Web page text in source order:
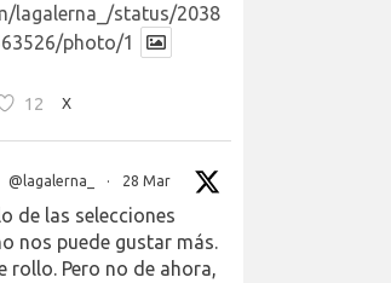
lagalerna_/status/2038
photo/1
12 X
@lagalerna_ · 28 Mar
de las selecciones
nos puede gustar más.
rollo. Pero no de ahora,